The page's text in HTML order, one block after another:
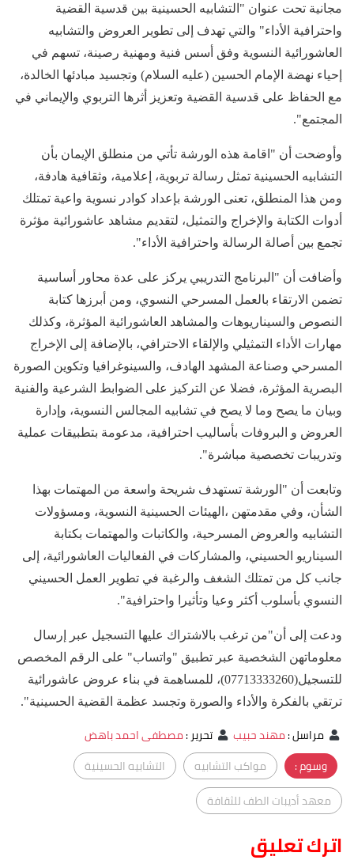
مجانية تحت عنوان "التشابيه الحسينية بين قدسية القضية
واحترافية الأداء" والتي تهدف إلى تطوير العروض والتشابيه
العاشورائية النسوية وفق أسس فنية ومهنية رصينة، تسهم في
إحياء نهضة الإمام الحسين (عليه السلام) وتجسيد مبادئها الخالدة،
مع الحفاظ على قدسية القضية وتعزيز أثرها التربوي والإيماني في
المجتمع".
وأوضحت أن "اقامة هذه الورشة تأتي من منطلق الإيمان بأن
التشابيه الحسينية تمثل رسالة تربوية، إعلامية، وثقافية هادفة،
ومن هذا المنطلق، تعنى الورشة بإعداد كوادر نسوية واعية تمتلك
أدوات الكتابة والإخراج والتمثيل، لتقديم مشاهد عاشورائية مؤثرة
تجمع بين أصالة الرسالة واحترافية الأداء".
وأضافت أن "البرنامج التدريبي يركز على عدة محاور أساسية
تضمن الارتقاء بالعمل المسرحي النسوي، ومن أبرزها كتابة
النصوص والسيناريوهات والمشاهد العاشورائية المؤثرة، وكذلك
مهارات الأداء التمثيلي والإلقاء الاحترافي، بالإضافة إلى الإخراج
المسرحي وصناعة المشهد الهادف، والسينوغرافيا وتكوين الصورة
البصرية المؤثرة، فضلا عن التركيز على الضوابط الشرعية والفنية
وبيان ما يصح وما لا يصح في تشابيه المجالس النسوية، وإدارة
العروض و البروفات بأساليب احترافية، مدعومة بتطبيقات عملية
وتدريبات تخصصية مباشرة".
وتابعت أن "الورشة تستهدف شريحة واسعة من المهتمات بهذا
الشأن، وفي مقدمتهن ،الهيئات الحسينية النسوية، ومسؤولات
التشابيه والعروض المسرحية، والكاتبات والمهتمات بكتابة
السيناريو الحسيني، والمشاركات في الفعاليات العاشورائية، إلى
جانب كل من تمتلك الشغف والرغبة في تطوير العمل الحسيني
النسوي بأسلوب أكثر وعيا وتأثيرا واحترافية".
ودعت إلى أن"من ترغب بالاشتراك عليها التسجيل عبر إرسال
معلوماتهن الشخصية عبر تطبيق "واتساب" على الرقم المخصص
للتسجيل(07713333260)، للمساهمة في بناء عروض عاشورائية
ترتقي بالفكرة والأداء والصورة وتجسد عظمة القضية الحسينية".
مراسل:مهند حبيب تحرير:مصطفى احمد باهض
وسوم :
مواكب التشابيه
التشابيه الحسينية
معهد أديبات الطف للثقافة
اترك تعليق